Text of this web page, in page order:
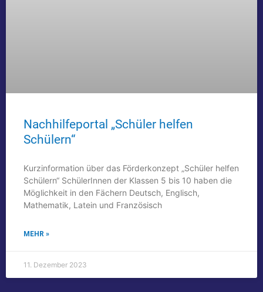
Nachhilfeportal „Schüler helfen
Schülern“
Kurzinformation über das Förderkonzept „Schüler helfen
Schülern“ SchülerInnen der Klassen 5 bis 10 haben die
Möglichkeit in den Fächern Deutsch, Englisch,
Mathematik, Latein und Französisch
MEHR »
11. Dezember 2023